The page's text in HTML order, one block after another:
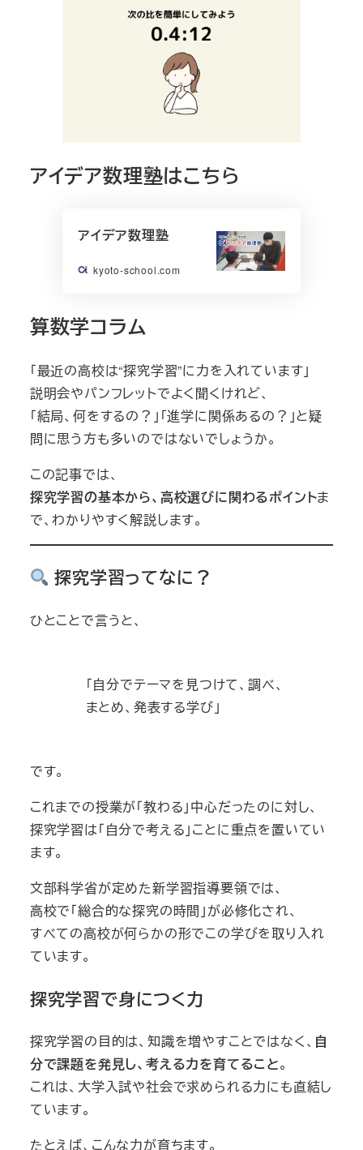
アイデア数理塾はこちら
アイデア数理塾
kyoto-school.com
算数学コラム
「最近の高校は“探究学習”に力を入れています」
説明会やパンフレットでよく聞くけれど、
「結局、何をするの？」「進学に関係あるの？」と疑
問に思う方も多いのではないでしょうか。
この記事では、
探究学習の基本から、高校選びに関わるポイントま
で、わかりやすく解説します。
探究学習ってなに？
ひとことで言うと、
「自分でテーマを見つけて、調べ、
まとめ、発表する学び」
です。
これまでの授業が「教わる」中心だったのに対し、
探究学習は「自分で考える」ことに重点を置いてい
ます。
文部科学省が定めた新学習指導要領では、
高校で「総合的な探究の時間」が必修化され、
すべての高校が何らかの形でこの学びを取り入れ
ています。
探究学習で身につく力
探究学習の目的は、知識を増やすことではなく、 自
分で課題を発見し、考える力を育てること。
これは、大学入試や社会で求められる力にも直結し
ています。
たとえば、こんな力が育ちます。